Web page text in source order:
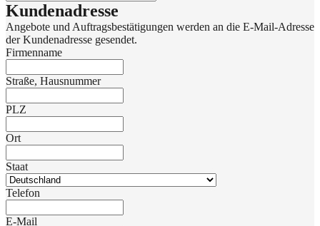
Kundenadresse
Angebote und Auftragsbestätigungen werden an die E-Mail-Adresse
der Kundenadresse gesendet.
Firmenname
Straße, Hausnummer
PLZ
Ort
Staat
Telefon
E-Mail